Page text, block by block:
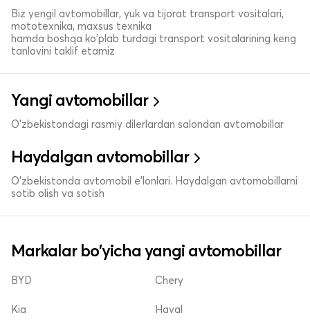
Biz yengil avtomobillar, yuk va tijorat transport vositalari,
mototexnika, maxsus texnika
hamda boshqa ko'plab turdagi transport vositalarining keng
tanlovini taklif etamiz
Yangi avtomobillar
O'zbekistondagi rasmiy dilerlardan salondan avtomobillar
Haydalgan avtomobillar
O'zbekistonda avtomobil e’lonlari. Haydalgan avtomobillarni
sotib olish va sotish
Markalar bo'yicha yangi avtomobillar
BYD
Kia
Chery
Haval